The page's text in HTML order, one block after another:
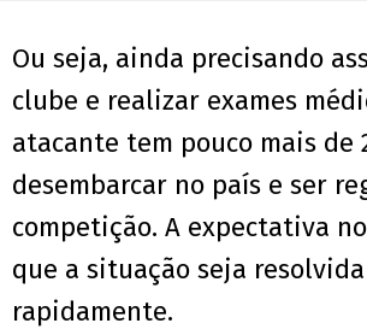
Ou seja, ainda precisando
clube e realizar exames
atacante tem pouco mais de
desembarcar no país e ser
competição. A expectativa
que a situação seja resolvida
rapidamente.